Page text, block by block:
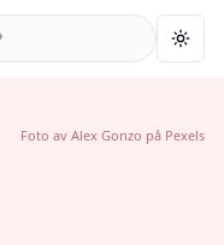
Foto av Alex Gonzo på Pexels